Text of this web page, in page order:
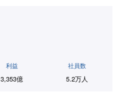
利益
3,353億
社員数
5.2万人